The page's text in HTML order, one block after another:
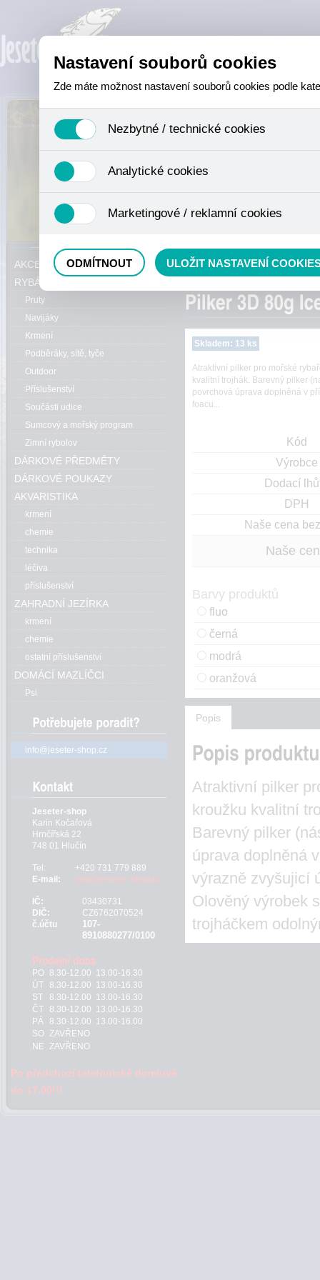
Právě se nacházíte:
pilkry
Skladem: 13 ks
Atraktivní pilker pro mořské
kvalitní trojhák. Barevný pilker
povrchová úprava doplněná v
foacu...
Kód
Výrobce
Dodací
DPH
Naše cena
Naše
Barvy produktů
fluo
černá
modrá
oranžová
Popis
Atraktivní pilker
kroužku kvalitní
Barevný pilker
úprava doplněná
výrazně zvyšujicí
Olověný výrobek
trojháčkem
AKCE, SLEVY, VÝPRODEJ
RYBÁŘSKÝ SORTIMENT
Pruty
Navijáky
Krmení
Podběráky, sítě, tyče
Outdoor
Příslušenství
Součásti udice
Sumcový a mořský program
Zimní rybolov
DÁRKOVÉ PŘEDMĚTY
DÁRKOVÉ POUKAZY
AKVARISTIKA
krmení
chemie
technika
léčiva
příslušenství
ZAHRADNÍ JEZÍRKA
krmení
chemie
ostatní příslušenství
DOMÁCÍ MAZLÍČCI
Psi
info@jeseter-shop.cz
Jeseter-shop
Karin Kočařová
Hrnčířská 22
748 01 Hlučín
Tel:
+420 731 779 889
E-mail:
info@jeseter-shop.cz
IČ:
03430731
DIČ:
CZ6762070524
č.účtu
107-
8910880277/0100
PO 8.30-12.00 13.00-16.30
ÚT
8.30-12.00 13.00-16.30
ST
8.30-12.00 13.00-16.30
ČT
8.30-12.00 13.00-16.30
PÁ
8.30-12.00 13.00-16.00
SO ZAVŘENO
NE ZAVŘENO
Po předchozí telefonické domluvě
do 17.00!!!
Nastavení souborů cookies
Zde máte možnost nastavení souborů cookies podle
Nezbytné / technické cookies
se mimo jiné k ukládání produktů v nákupním košíku,
není zapotřebí Váš souhlas a není možné jej ani odebrat.
Analytické cookies
nejedná o osobní údaje, protože anonymizované cookies
odkazy, prohlížené zboží apod.
Marketingové / reklamní cookies
ODMÍTNOUT ULOŽIT NASTAVENÍ